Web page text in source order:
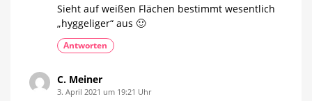
Sieht auf weißen Flächen bestimmt wesentlich
„hyggeliger“ aus 🙂
Antworten
C. Meiner
3. April 2021 um 19:21 Uhr